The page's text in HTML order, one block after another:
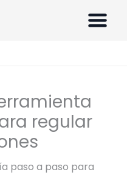
regular
paso a paso para